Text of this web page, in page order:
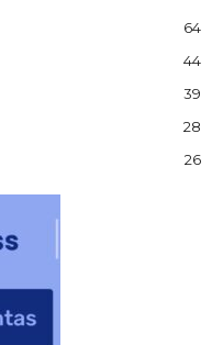
64
44
39
28
26